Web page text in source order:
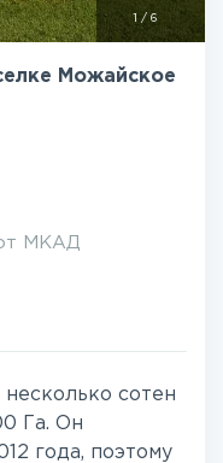
1 / 6
Можайское
МКАД
сотен
Га. Он
года, поэтому